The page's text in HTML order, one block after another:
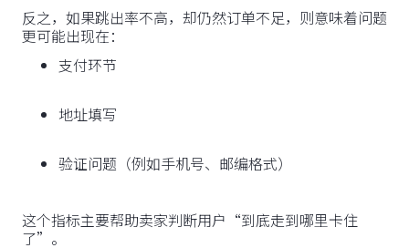
反之，如果跳出率不高，却仍然订单不足，则意味着问题
更可能出现在：
支付环节
地址填写
验证问题（例如手机号、邮编格式）
这个指标主要帮助卖家判断用户“到底走到哪里卡住
了”。